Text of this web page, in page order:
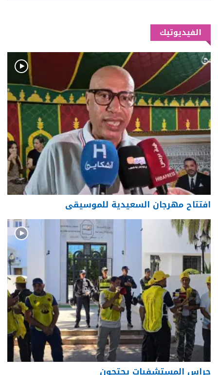
الفيديوتيك
افتتاح مهرجان السعيدية للموسيقى
حراس المستشفيات يحتجون